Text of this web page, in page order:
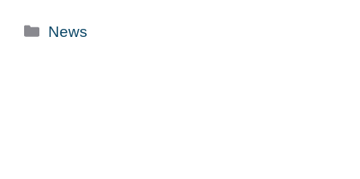
Categorie
News